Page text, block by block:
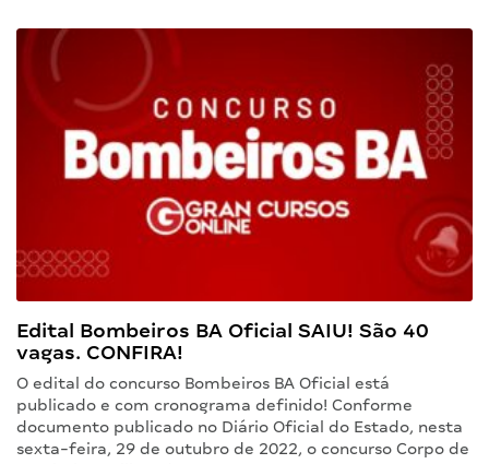
Edital Bombeiros BA Oficial SAIU! São 40
vagas. CONFIRA!
O edital do concurso Bombeiros BA Oficial está
publicado e com cronograma definido! Conforme
documento publicado no Diário Oficial do Estado, nesta
sexta-feira, 29 de outubro de 2022, o concurso Corpo de